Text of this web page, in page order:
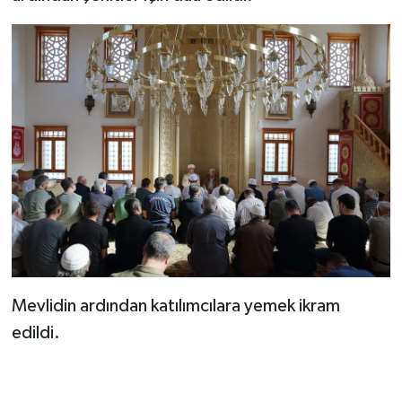
Mevlidin ardından katılımcılara yemek ikram
edildi.
Hakkari Müftülüğü
Hatay Müftülüğü
Iğdır Müftülüğü
Isparta Müftülüğü
İstanbul Müftülüğü
Kahramanmaraş Müftülüğü